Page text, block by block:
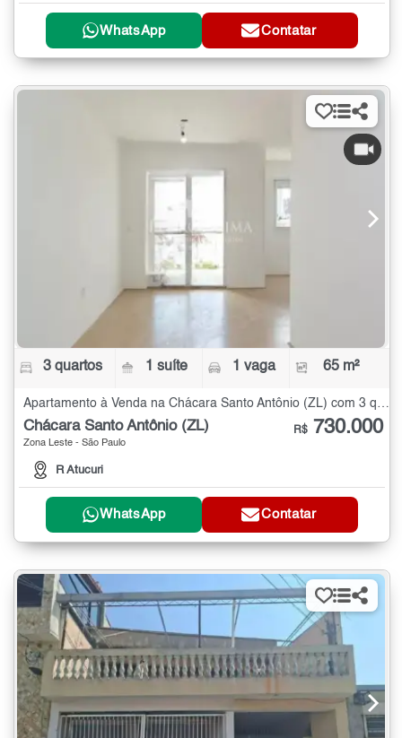
WhatsApp Contatar
3 quartos 1 suíte 1 vaga 65 m²
Apartamento à Venda na Chácara Santo Antônio (ZL) com 3 quartos - 65 m²
Chácara Santo Antônio (ZL)
Zona Leste - São Paulo
R Atucuri
R$ 730.000
WhatsApp Contatar